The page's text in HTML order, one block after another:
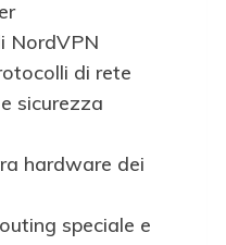
NordVPN
di rete
sicurezza
hardware dei
speciale e